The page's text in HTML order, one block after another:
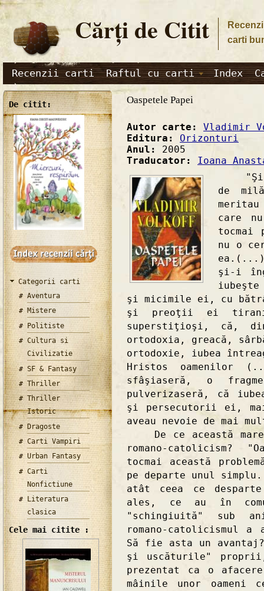
Cărţi de Citit
carti
Recenzii carti Raftul cu carti Index
De citit:
Categorii carti
Aventura
Mistere
Politiste
Cultura si
Civilizatie
SF & Fantasy
Thriller
Thriller
Istoric
Dragoste
Carti Vampiri
Urban Fantasy
Carti
Nonfictiune
Literatura
clasica
Cele mai citite :
Oaspetele Papei
Autor carte: Vladimir
Editura: Orizonturi
Anul: 2005
Traducator: Ioana
"Şi
de
care
tocmai
nu o
şi-i
şi micimile ei, cu
şi preoţii ei
superstiţioşi, că,
ortodoxia, greacă,
ortodoxie, iubea
Hristos oamenilor
sfâşiaseră, o
pulverizaseră, că
şi persecutorii ei,
aveau nevoie de mai
De ce această
romano-catolicism?
tocmai această
pe departe unul
atât ceea ce
ales, ce au în
"schingiuită" sub
romano-catolicismul
Să fie asta un
şi uscăturile"
prezentat ca o
mâinile unor